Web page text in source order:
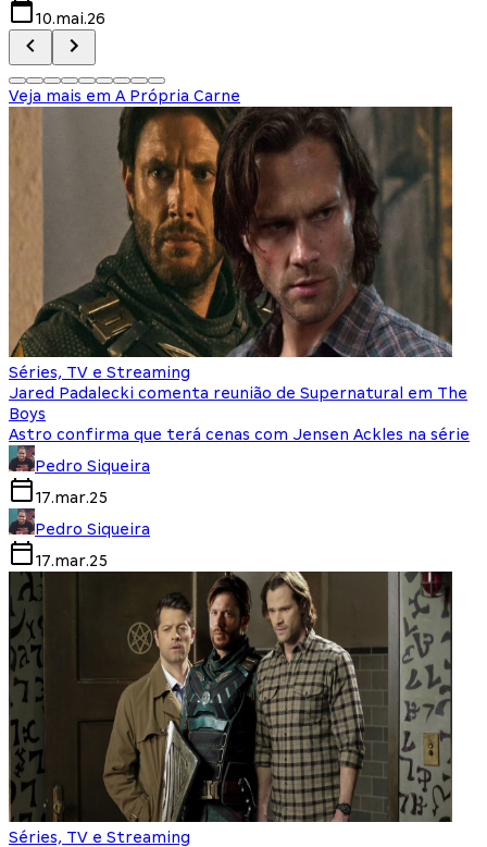
10.mai.26
Veja mais em A Própria Carne
Séries, TV e Streaming
Jared Padalecki comenta reunião de Supernatural em The
Boys
Astro confirma que terá cenas com Jensen Ackles na série
Pedro Siqueira
17.mar.25
Pedro Siqueira
17.mar.25
Séries, TV e Streaming